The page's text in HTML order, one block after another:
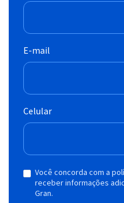
E-mail
Celular
Você concorda com a
receber informações
Gran.